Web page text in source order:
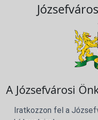
A Józsefvárosi
Iratkozzon fel a